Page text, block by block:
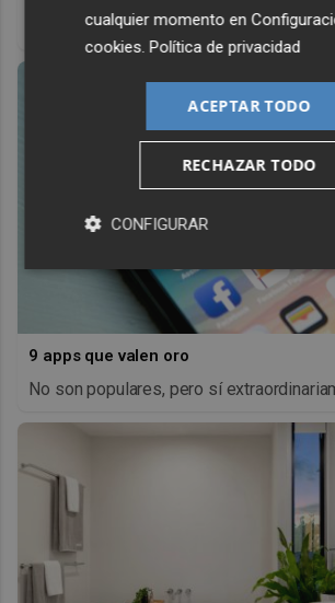
antes, pero mejor!
9 apps que valen oro
No son populares, pero sí
cualquier momento en
cookies .Política de privacidad
ACEPTAR TODO
RECHAZAR TODO
CONFIGURAR